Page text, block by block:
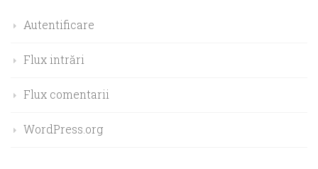
Autentificare
Flux intrări
Flux comentarii
WordPress.org